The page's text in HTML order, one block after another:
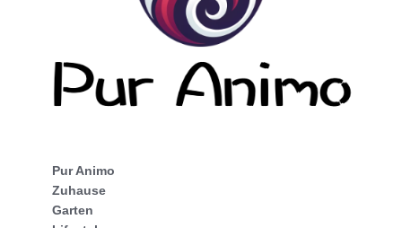
Pur Animo
Zuhause
Garten